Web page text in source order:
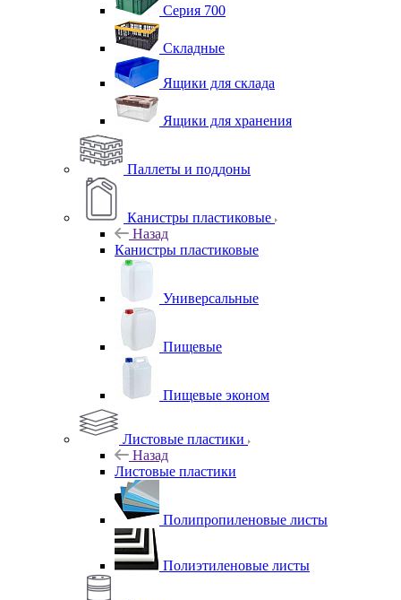
Серия 700
Складные
Ящики для склада
Ящики для хранения
Паллеты и поддоны
Канистры пластиковые
Назад
Канистры пластиковые
Универсальные
Пищевые
Пищевые эконом
Листовые пластики
Назад
Листовые пластики
Полипропиленовые листы
Полиэтиленовые листы